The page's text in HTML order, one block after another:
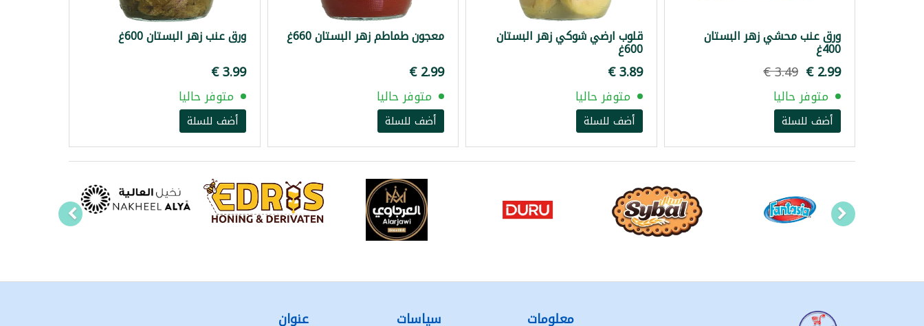
ورق عنب محشي زهر البستان
400غ
متوفر حاليا
أضف للسلة
قلوب ارضي شوكي زهر البستان
600غ
‏3.89 €
متوفر حاليا
أضف للسلة
معجون طماطم زهر البستان 660غ
متوفر حاليا
أضف للسلة
ورق عنب زهر البستان 600غ
‏3.99 €
متوفر حاليا
أضف للسلة
معلومات سياسات عنوان